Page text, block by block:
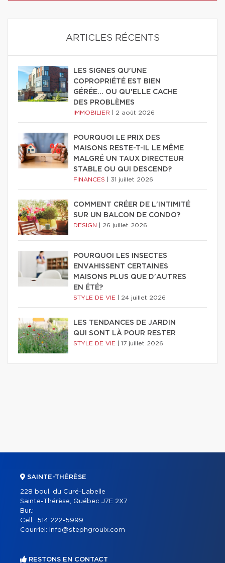
ARTICLES RÉCENTS
LES SIGNES QU'UNE
COPROPRIÉTÉ EST BIEN
GÉRÉE… OU QU'ELLE CACHE
DES PROBLÈMES
IMMOBILIER 2 août 2026
POURQUOI LE PRIX DES
MAISONS RESTE-T-IL LE MÊME
MALGRÉ UN TAUX DIRECTEUR
STABLE OU QUI DESCEND?
FINANCES 31 juillet 2026
COMMENT CRÉER DE L'INTIMITÉ
SUR UN BALCON DE CONDO?
DESIGN 26 juillet 2026
POURQUOI LES INSECTES
ENVAHISSENT CERTAINES
MAISONS PLUS QUE D'AUTRES
EN ÉTÉ?
STYLE DE VIE 24 juillet 2026
LES TENDANCES DE JARDIN
QUI SONT LÀ POUR RESTER
STYLE DE VIE 17 juillet 2026
SAINTE-THÉRÈSE
228 boul. du Curé-Labelle
Sainte-Thérèse, Québec J7E 2X7
Bur.:
Cell.: 514 222-5999
Courriel: info@stephgroulx.com
RESTONS EN CONTACT